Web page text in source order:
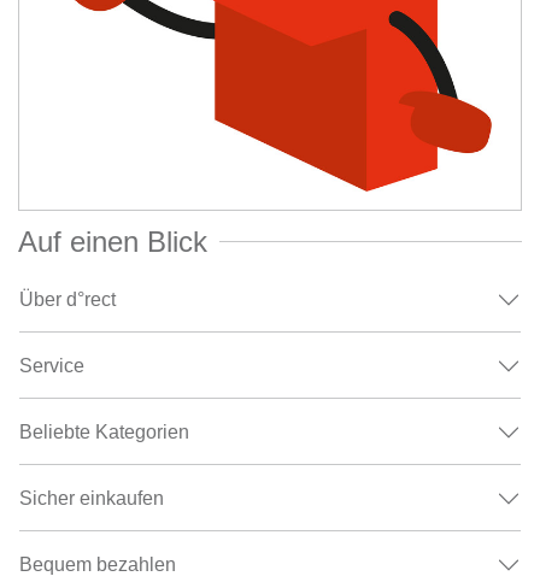
Auf einen Blick
Über d°rect
Service
Beliebte Kategorien
Sicher einkaufen
Bequem bezahlen